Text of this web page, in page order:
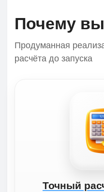
Почему
Продуманная
расчёта до запуска
Точный